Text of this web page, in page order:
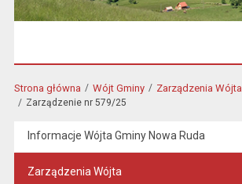
Strona główna Wójt Gminy Zarządzenia Wójta
Zarządzenie nr 579/25
Informacje Wójta Gminy Nowa Ruda
Zarządzenia Wójta